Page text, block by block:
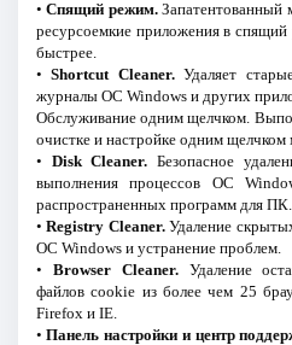
•Спящий режим.Запатентованный
ресурсоемкие приложения в
быстрее.
•Shortcut Cleaner.Удаляет
журналы ОС Windows и других
Обслуживание одним щелчком.
очистке и настройке одним
• Disk Cleaner. Безопасное
выполнения процессов ОС
распространенных программ для ПК.
•Registry Cleaner.Удаление
ОС Windows и устранение проблем.
• Browser Cleaner.Удаление
файлов cookie из более чем 25
Firefox и IE.
•Панель настройки и центр